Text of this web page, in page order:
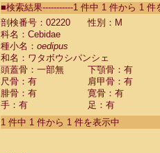
CebidaeSaguinus labiatus
Cebidae Saguinus
Cebidae
Cebidae
CebidaeSaguinus
Cebidae Saguinus oedipus
Cebidae Saguinus weddelli
Cebidae Saguinusspp.
Cebidae Aotus trivirgatus
Cebidae Cebus albifrons
■検索結果-----------1 件中 1 件から 1 件
剖検番号：02220
性別：M
科名：Cebidae
種小名： oedipus
和名：ワタボウシパンシェ
頭蓋骨：一部無
下顎骨：有
尺骨：有
肩甲骨：有
腓骨：有
寛骨：有
手：有
足：有
1 件中 1 件から 1 件を表示中